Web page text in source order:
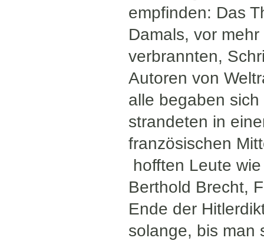
empfinden: Das
Damals, vor
verbrannten,
Autoren von
alle begaben
strandeten in
französischen
hofften Leute
Berthold Brecht,
Ende der
solange, bis man